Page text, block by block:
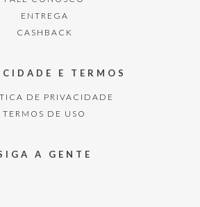
ENTREGA
CASHBACK
E TERMOS
DE PRIVACIDADE
TERMOS DE USO
A GENTE